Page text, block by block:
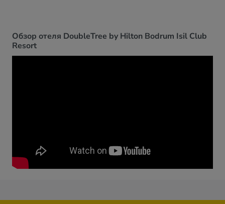
Обзор отеля DoubleTree by Hilton Bodrum Isil Club
Resort